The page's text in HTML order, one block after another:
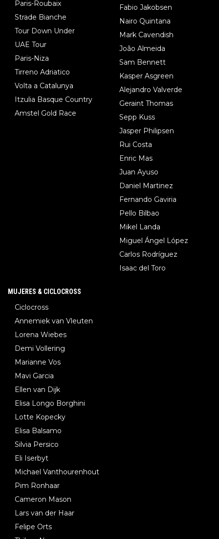
Paris-Roubaix
Strade Bianche
Tour Down Under
UAE Tour
Paris-Niza
Tirreno Adriatico
Volta a Catalunya
Itzulia Basque Country
Amstel Gold Race
Fabio Jakobsen
Nairo Quintana
Mark Cavendish
João Almeida
Sam Bennett
Kasper Asgreen
Alejandro Valverde
Geraint Thomas
Sepp Kuss
Jasper Philipsen
Rui Costa
Enric Mas
Juan Ayuso
Daniel Martinez
Fernando Gaviria
Pello Bilbao
Mikel Landa
Miguel Ángel López
Carlos Rodríguez
Isaac del Toro
MUJERES & CICLOCROSS
Ciclocross
Annemiek van Vleuten
Lorena Wiebes
Demi Vollering
Marianne Vos
Mavi Garcia
Ellen van Dijk
Elisa Longo Borghini
Lotte Kopecky
Elisa Balsamo
Silvia Persico
Eli Iserbyt
Michael Vanthourenhout
Pim Ronhaar
Cameron Mason
Lars van der Haar
Felipe Orts